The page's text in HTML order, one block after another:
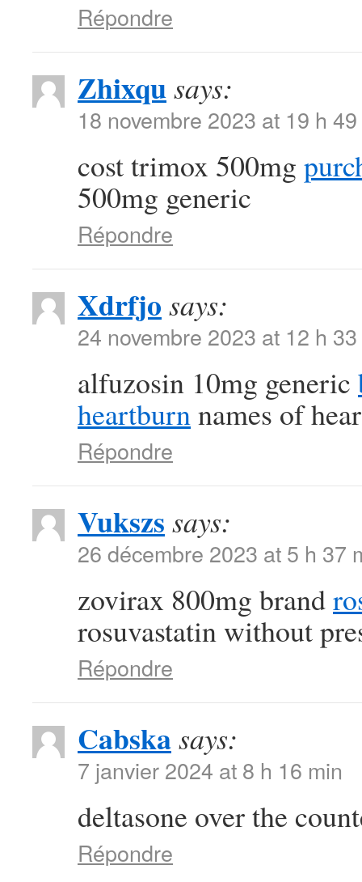
Répondre
Zhixqusays:
18 novembre 2023 at 19 h
cost trimox 500mg
500mg generic
Répondre
Xdrfjo says:
24 novembre 2023 at 12 h
alfuzosin 10mg generic
heartburnnames of
Répondre
Vukszs says:
26 décembre 2023 at 5 h 37
zovirax 800mg brand
rosuvastatin without
Répondre
Cabskasays:
7 janvier 2024 at 8 h 16 min
deltasone over the
Répondre